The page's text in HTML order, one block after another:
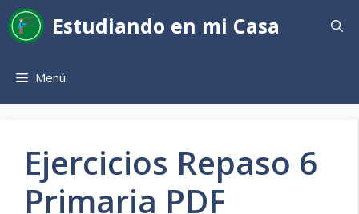
Saltar
al
contenido
Estudiando en mi Casa
Menú
Ejercicios Repaso 6
Primaria PDF